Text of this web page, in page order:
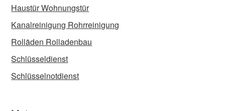
Haustür Wohnungstür
Kanalreinigung Rohrreinigung
Rolläden Rolladenbau
Schlüsseldienst
Schlüsselnotdienst